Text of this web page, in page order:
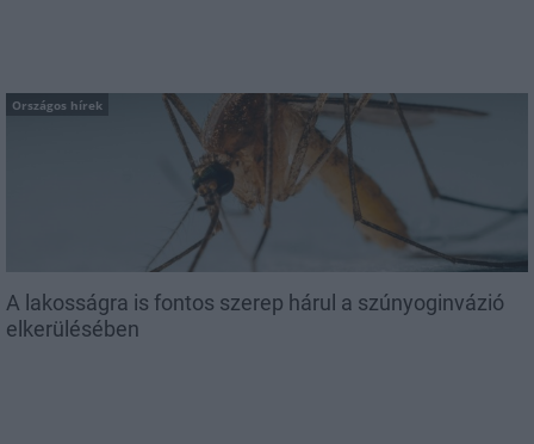
Országos hírek
A lakosságra is fontos szerep hárul a szúnyoginvázió
elkerülésében